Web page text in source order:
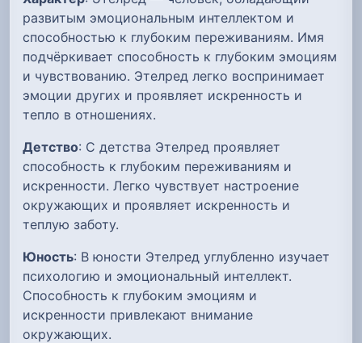
развитым эмоциональным интеллектом и
способностью к глубоким переживаниям. Имя
подчёркивает способность к глубоким эмоциям
и чувствованию. Этелред легко воспринимает
эмоции других и проявляет искренность и
тепло в отношениях.
Детство: С детства Этелред проявляет
способность к глубоким переживаниям и
искренности. Легко чувствует настроение
окружающих и проявляет искренность и
теплую заботу.
Юность: В юности Этелред углубленно изучает
психологию и эмоциональный интеллект.
Способность к глубоким эмоциям и
искренности привлекают внимание
окружающих.